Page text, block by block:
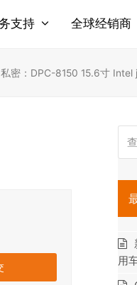
支持 全球经销商
私密：DPC-8150 15.6寸 Intel
询
用